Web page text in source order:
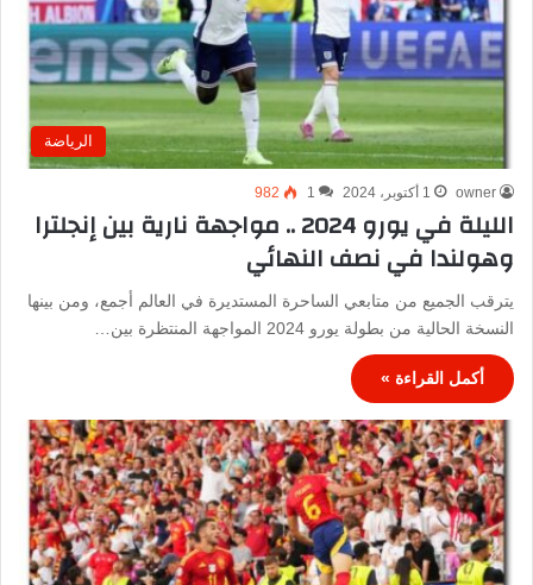
الرياضة
owner 1 أكتوبر، 2024 1
982
الليلة في يورو 2024 .. مواجهة نارية بين إنجلترا
وهولندا في نصف النهائي
يترقب الجميع من متابعي الساحرة المستديرة في العالم أجمع، ومن بينها
النسخة الحالية من بطولة يورو 2024 المواجهة المنتظرة بين…
أكمل القراءة »